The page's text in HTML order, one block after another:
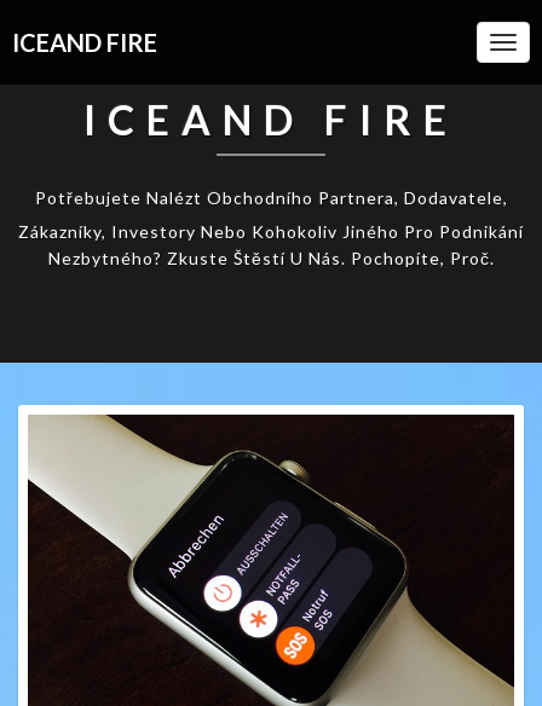
ICEAND FIRE
ICEAND FIRE
Potřebujete Nalézt Obchodního Partnera, Dodavatele,
Zákazníky, Investory Nebo Kohokoliv Jiného Pro Podnikání
Nezbytného? Zkuste Štěstí U Nás. Pochopíte, Proč.